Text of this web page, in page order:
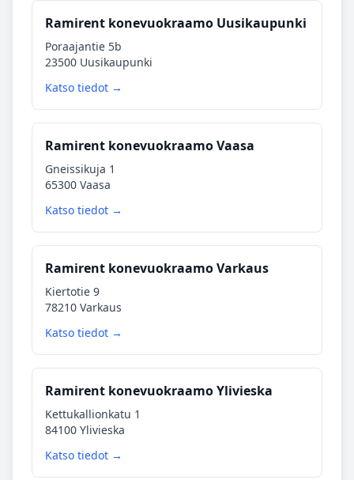
Ramirent konevuokraamo Uusikaupunki
Poraajantie 5b
23500 Uusikaupunki
Katso tiedot →
Ramirent konevuokraamo Vaasa
Gneissikuja 1
65300 Vaasa
Katso tiedot →
Ramirent konevuokraamo Varkaus
Kiertotie 9
78210 Varkaus
Katso tiedot →
Ramirent konevuokraamo Ylivieska
Kettukallionkatu 1
84100 Ylivieska
Katso tiedot →